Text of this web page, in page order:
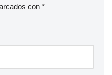
con *